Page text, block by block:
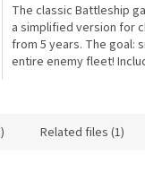
The classic Battleship
a simplified version for
from 5 years. The goal:
entire enemy fleet!
Related files (1)